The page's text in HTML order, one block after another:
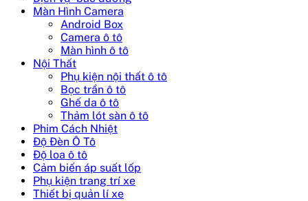
Màn Hình Camera
Android Box
Camera ô tô
Màn hình ô tô
Nội Thất
Phụ kiện nội thất ô tô
Bọc trần ô tô
Ghế da ô tô
Thảm lót sàn ô tô
Phim Cách Nhiệt
Độ Đèn Ô Tô
Độ loa ô tô
Cảm biến áp suất lốp
Phụ kiện trang trí xe
Thiết bị quản lí xe